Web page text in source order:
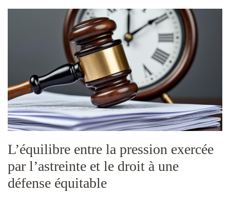
L’équilibre entre la pression exercée
par l’astreinte et le droit à une
défense équitable